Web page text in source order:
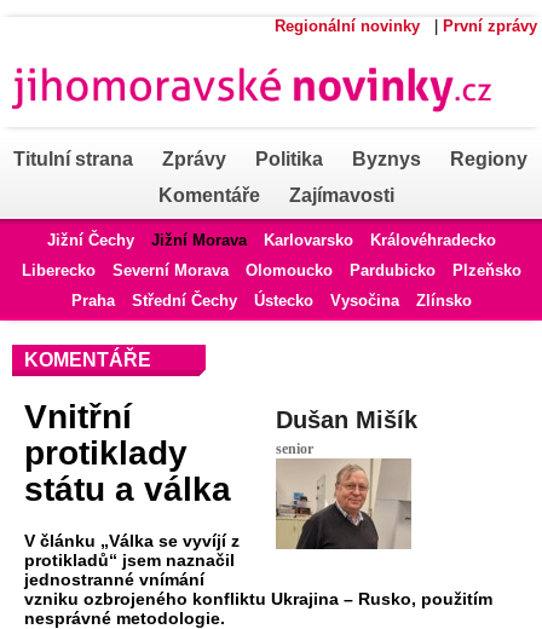
Regionální novinky První zprávy
Titulní strana Zprávy Politika Byznys
Regiony
Komentáře
Zajímavosti
Jižní Čechy Jižní Morava Karlovarsko
Královéhradecko
Liberecko
Severní Morava Olomoucko Pardubicko
Plzeňsko
Praha
Střední Čechy Ústecko Vysočina Zlínsko
KOMENTÁŘE
Dušan Mišík
senior
Vnitřní
protiklady
státu a válka
V článku „Válka se vyvíjí z
protikladů“ jsem naznačil
jednostranné vnímání
vzniku ozbrojeného konfliktu Ukrajina – Rusko, použitím
nesprávné metodologie.